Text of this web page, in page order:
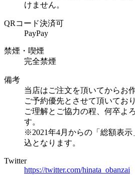
けません。
QRコード決済可
PayPay
禁煙・喫煙
完全禁煙
備考
当店はご注文を頂いてからお
ご予約優先とさせて頂いており
ご理解とご協力の程、何卒よ
す。
※2021年4月からの「総額表
込となります。
Twitter
https://twitter.com/hinata_obanzai